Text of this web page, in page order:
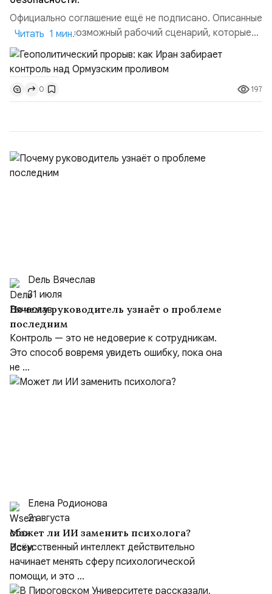
Официально соглашение ещё не подписано. Описанные
пункты — это возможный рабочий сценарий, которые
скорее всего будут реализованы.Разбираем ключевые
тезисы и последствия этого соглашения:. 1. Новые
доли контроля (75 на 25). Было: Ранее Иран и Оман
контролировали пролив на паритетных началах —
50/50. Стало: Новое соглашение закрепляет за
Читать 1 мин.
0 197
Dель Вячеслав
31 июля
Почему руководитель узнаёт о проблеме
последним
Контроль — это не недоверие к сотрудникам.
Это способ вовремя увидеть ошибку, пока она
не ...
Елена Родионова
2 августа
Может ли ИИ заменить психолога?
Искусственный интеллект действительно
начинает менять сферу психологической
помощи, и это ...